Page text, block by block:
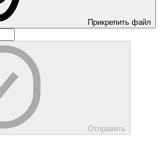
Прикрепить файл
Отправить